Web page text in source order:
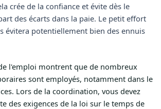
crée de la confiance et évite dès le
des écarts dans la paie. Le petit effort
évitera potentiellement bien des ennuis
l'emploi montrent que de nombreux
sont employés, notamment dans le
Lors de la coordination, vous devez
des exigences de la loi sur le temps de